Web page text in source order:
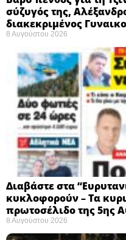
σύζυγός της,
διακεκριμένος
8 Αυγούστου 2026
Διαβάστε στα
κυκλοφορούν – Τα
πρωτοσέλιδο της 5ης
8 Αυγούστου 2026